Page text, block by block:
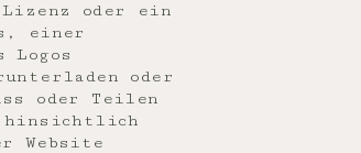
oder ein
einer
Logos
oder
oder Teilen
hinsichtlich
Website